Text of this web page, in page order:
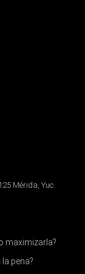
Mérida, Yuc.
maximizarla?
pena?